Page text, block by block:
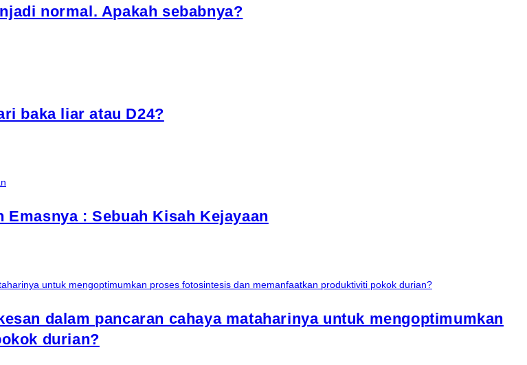
normal. Apakah sebabnya?
baka liar atau D24?
: Sebuah Kisah Kejayaan
dalam pancaran cahaya mataharinya untuk mengoptimumkan
durian?